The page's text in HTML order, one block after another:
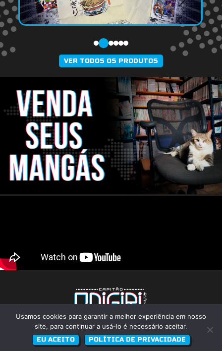
Usamos cookies para garantir a melhor experiência em nosso
site, para continuar a usá-lo é necessário aceitar.
EU ACEITO
POLÍTICA DE PRIVACIDADE
VER TODOS OS PRODUTOS
CNPJ: 22.824.773/0001-25
Rua Pandiá Calogeras, 176 - Liberdade - São Paulo
Desenvolvido porRodrigo Melhado